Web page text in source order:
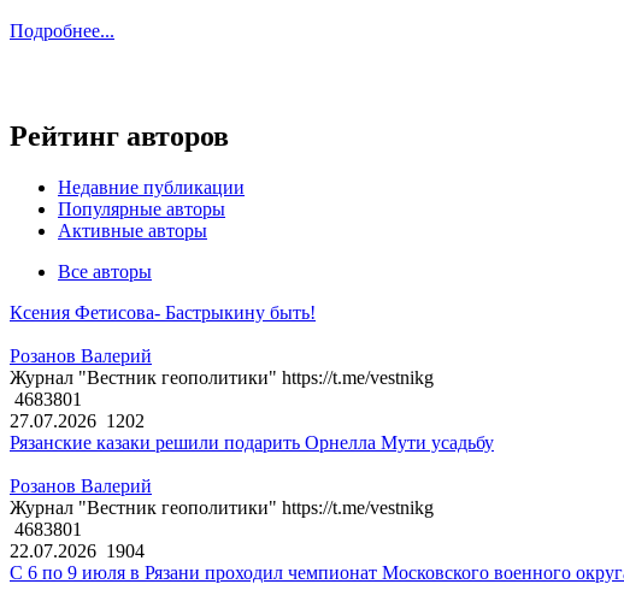
Подробнее...
Рейтинг авторов
Недавние публикации
Популярные авторы
Активные авторы
Все авторы
Ксения Фетисова- Бастрыкину быть!
Розанов Валерий
Журнал "Вестник геополитики" https://t.me/vestnikg
4683801
27.07.2026 1202
Рязанские казаки решили подарить Орнелла Мути усадьбу
Розанов Валерий
Журнал "Вестник геополитики" https://t.me/vestnikg
4683801
22.07.2026 1904
С 6 по 9 июля в Рязани проходил чемпионат Московского военного